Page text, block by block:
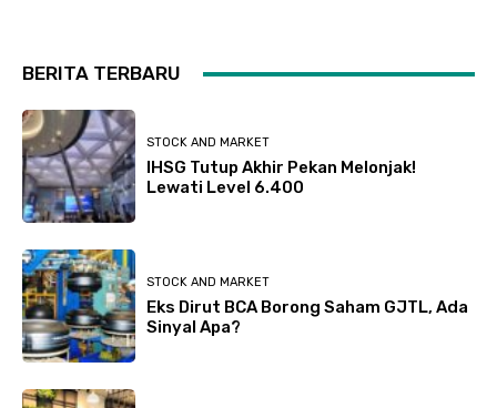
BERITA TERBARU
STOCK AND MARKET
IHSG Tutup Akhir Pekan Melonjak!
Lewati Level 6.400
STOCK AND MARKET
Eks Dirut BCA Borong Saham GJTL, Ada
Sinyal Apa?